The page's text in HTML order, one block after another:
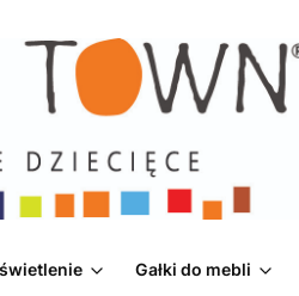
Gałki do mebli